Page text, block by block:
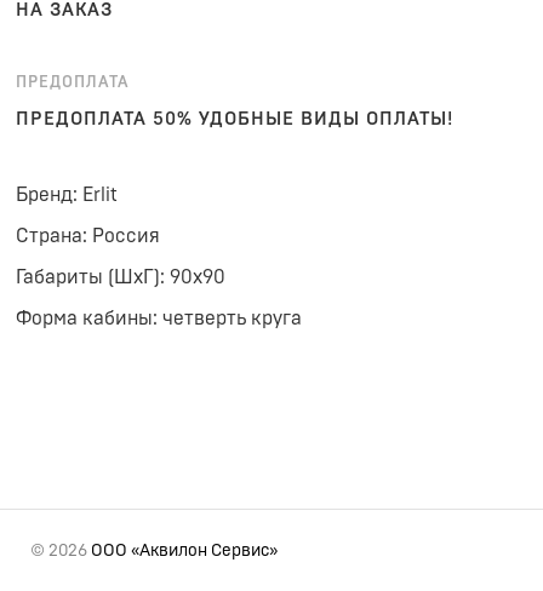
НА ЗАКАЗ
ПРЕДОПЛАТА
ПРЕДОПЛАТА 50% УДОБНЫЕ ВИДЫ ОПЛАТЫ!
Бренд: Erlit
Страна: Россия
Габариты (ШхГ): 90x90
Форма кабины: четверть круга
© 2026 ООО «Аквилон Сервис»